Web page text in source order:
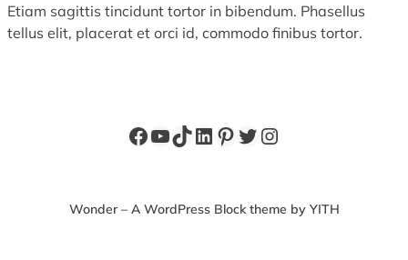
Etiam sagittis tincidunt tortor in bibendum. Phasellus
tellus elit, placerat et orci id, commodo finibus tortor.
Facebook
YouTube
TikTok
LinkedIn
Pinterest
X Instagram
Wonder – A WordPress Block theme by YITH